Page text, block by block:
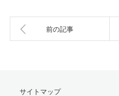
前の記事
サイトマップ